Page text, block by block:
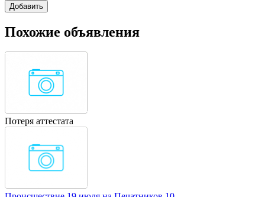
Похожие объявления
Потеря аттестата